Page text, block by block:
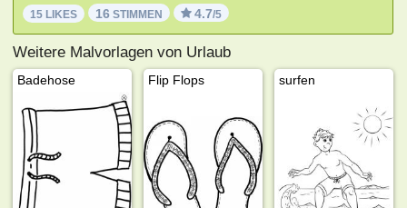
15 LIKES 16 STIMMEN 4.7/5
Weitere Malvorlagen von Urlaub
Badehose Flip Flops surfen